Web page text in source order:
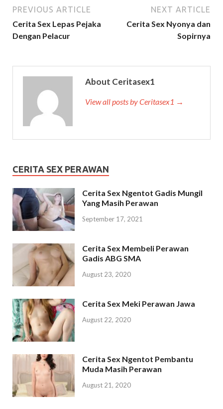
PREVIOUS ARTICLE
Cerita Sex Lepas Pejaka
Dengan Pelacur
NEXT ARTICLE
Cerita Sex Nyonya dan
Sopirnya
About Ceritasex1
View all posts by Ceritasex1 →
CERITA SEX PERAWAN
Cerita Sex Ngentot Gadis Mungil
Yang Masih Perawan
September 17, 2021
Cerita Sex Membeli Perawan
Gadis ABG SMA
August 23, 2020
Cerita Sex Meki Perawan Jawa
August 22, 2020
Cerita Sex Ngentot Pembantu
Muda Masih Perawan
August 21, 2020